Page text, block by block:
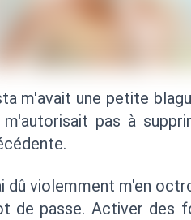
m'avait une petite
m'autorisait pas à
dû violemment m'en
de passe. Activer des